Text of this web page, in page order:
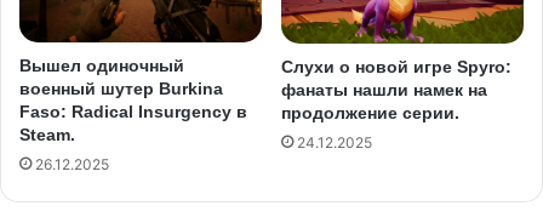
Вышел одиночный
военный шутер Burkina
Faso: Radical Insurgency в
Steam.
26.12.2025
Слухи о новой игре Spyro:
фанаты нашли намек на
продолжение серии.
24.12.2025